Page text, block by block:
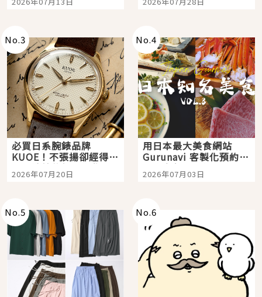
購物、美食及夜景，一
No.3
必買日系腕錶品牌
KUOE！不張揚卻經得起
時間洗鍊的經典之作五
選
2026年07月20日
No.4
用日本最大美食網站
Gurunavi 客製化預約九
大都市餐廳，打造專屬
美食體驗！
2026年07月03日
No.5 No.6